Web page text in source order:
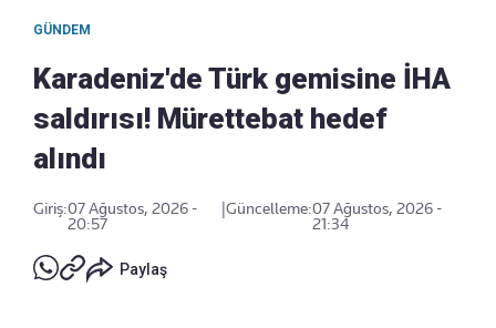
GÜNDEM
Karadeniz'de Türk gemisine İHA
saldırısı! Mürettebat hedef
alındı
Giriş:07 Ağustos, 2026 -
20:57
Güncelleme:07 Ağustos, 2026 -
21:34
Paylaş